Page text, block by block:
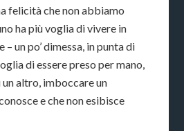
felicità che non abbiamo
ha più voglia di vivere in
un po’ dimessa, in punta di
di essere preso per mano,
altro, imboccare un
e che non esibisce